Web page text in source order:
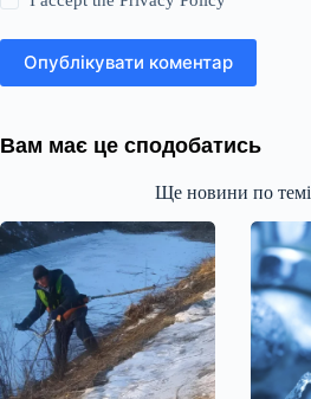
Опублікувати коментар
Вам має це сподобатись
Ще новини по темі